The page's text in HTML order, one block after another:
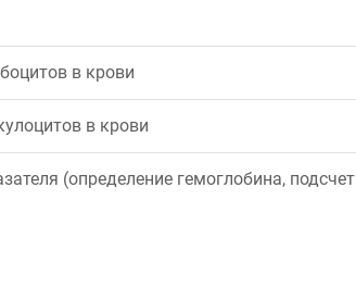
в крови
в крови
(определение гемоглобина,